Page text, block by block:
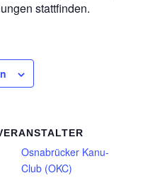
stattfinden.
Osnabrücker Kanu-
Club (OKC)